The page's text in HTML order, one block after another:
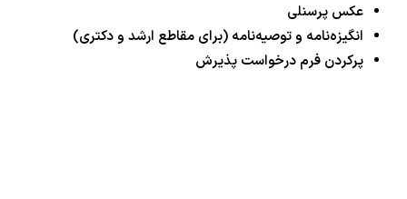
عکس پرسنلی
انگیزه‌نامه و توصیه‌نامه (برای مقاطع ارشد و دکتری)
پرکردن فرم درخواست پذیرش